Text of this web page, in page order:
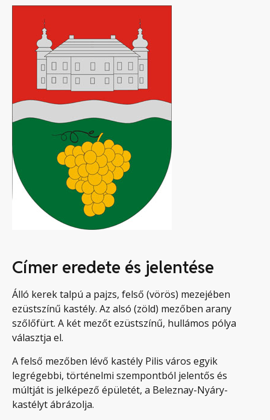
Címer eredete és jelentése
Álló kerek talpú a pajzs, felső (vörös) mezejében
ezüstszínű kastély. Az alsó (zöld) mezőben arany
szőlőfürt. A két mezőt ezüstszínű, hullámos pólya
választja el.
A felső mezőben lévő kastély Pilis város egyik
legrégebbi, történelmi szempontból jelentős és
múltját is jelképező épületét, a Beleznay-Nyáry-
kastélyt ábrázolja.